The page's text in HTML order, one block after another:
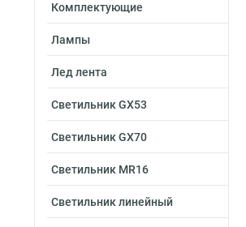
Комплектующие
Лампы
Лед лента
Светильник GX53
Светильник GX70
Светильник MR16
Светильник линейный